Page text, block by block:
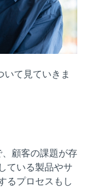
いて見ていきま
顧客の課題が存
ている製品やサ
るプロセスもし